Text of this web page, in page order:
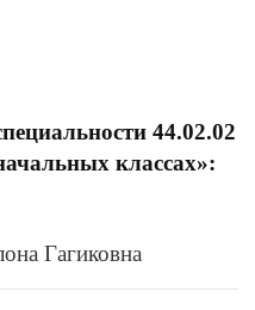
44.02.02
классах»:
Гагиковна